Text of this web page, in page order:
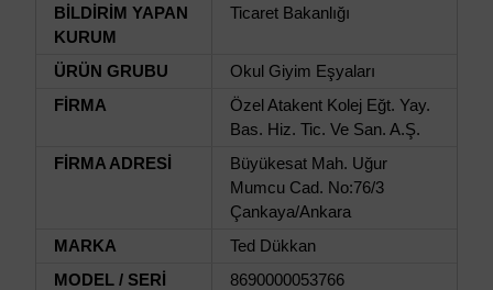
BİLDİRİM YAPAN
KURUM
Ticaret Bakanlığı
ÜRÜN GRUBU
Okul Giyim Eşyaları
FİRMA
Özel Atakent Kolej Eğt. Yay.
Bas. Hiz. Tic. Ve San. A.Ş.
FİRMA ADRESİ
Büyükesat Mah. Uğur
Mumcu Cad. No:76/3
Çankaya/Ankara
MARKA
Ted Dükkan
MODEL / SERİ
8690000053766